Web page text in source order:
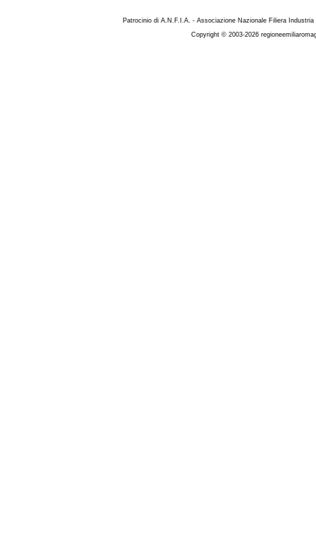
Patrocinio di A.N.F.I.A. - Associazione Nazionale Filiera
Copyright © 2003-2026